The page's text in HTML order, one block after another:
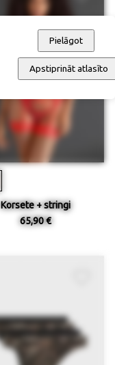
Korsete + stringi
65,90 €
Pielāgot
Apstiprināt atlasīto